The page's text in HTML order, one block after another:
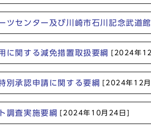
ツセンター及び川崎市石川記念武道
に関する減免措置取扱要綱 [2024年
別承認申請に関する要綱 [2024年12月
調査実施要綱 [2024年10月24日]